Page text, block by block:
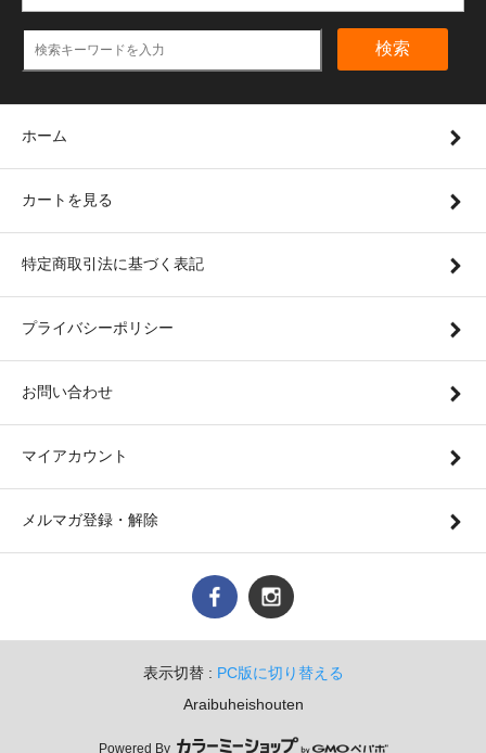
検索
ホーム
カートを見る
特定商取引法に基づく表記
プライバシーポリシー
お問い合わせ
マイアカウント
メルマガ登録・解除
表示切替 : PC版に切り替える
Araibuheishouten
Powered By